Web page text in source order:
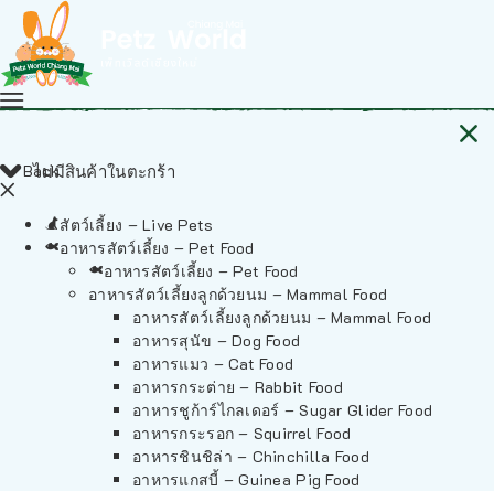
ไม่มีสินค้าในตะกร้า
Back
สัตว์เลี้ยง – Live Pets
อาหารสัตว์เลี้ยง – Pet Food
อาหารสัตว์เลี้ยง – Pet Food
อาหารสัตว์เลี้ยงลูกด้วยนม – Mammal Food
อาหารสัตว์เลี้ยงลูกด้วยนม – Mammal Food
อาหารสุนัข – Dog Food
อาหารแมว – Cat Food
อาหารกระต่าย – Rabbit Food
อาหารชูก้าร์ไกลเดอร์ – Sugar Glider Food
อาหารกระรอก – Squirrel Food
อาหารชินชิล่า – Chinchilla Food
อาหารแกสบี้ – Guinea Pig Food